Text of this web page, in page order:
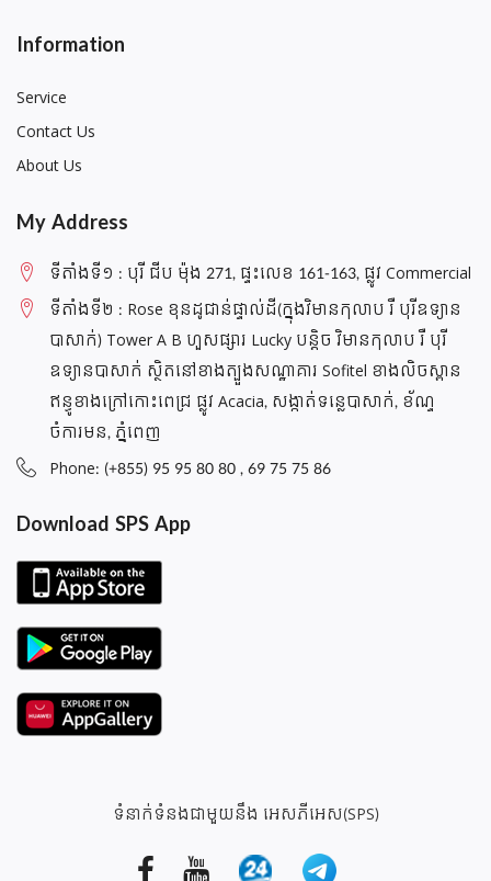
Information
Service
Contact Us
About Us
My Address
ទីតាំងទី១ : បុរី ជីប ម៉ុង 271, ផ្ទះលេខ 161-163, ផ្លូវ Commercial
ទីតាំងទី២ : Rose ខុនដូជាន់ផ្ទាល់ដី(ក្នុងវិមានកុលាប រឺ បុរីឧទ្យាន
បាសាក់) Tower A B ហួសផ្សារ Lucky បន្តិច វិមានកុលាប រឺ បុរី
ឧទ្យានបាសាក់ ស្ថិតនៅខាងត្បួងសណ្ឋាគារ Sofitel ខាងលិចស្ពាន
ឥន្ធូខាងក្រៅកោះពេជ្រ ផ្លូវ Acacia, សង្កាត់ទន្លេបាសាក់, ខ័ណ្ទ
ចំការមន, ភ្នំពេញ
Phone: (+855) 95 95 80 80 , 69 75 75 86
Download SPS App
ទំនាក់ទំនងជាមួយនឹង អេសភីអេស(SPS)